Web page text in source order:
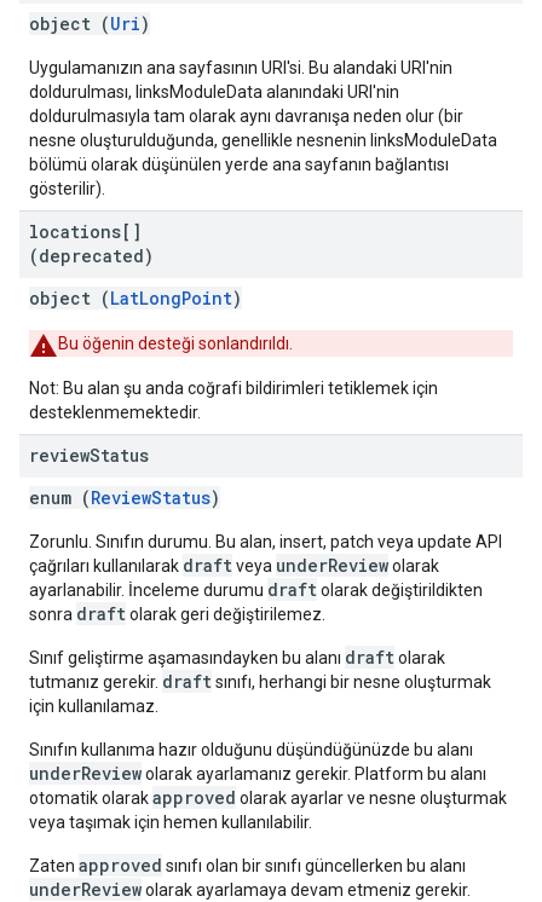
object (Uri)
Uygulamanızın ana sayfasının URI'si. Bu alandaki URI'nin
doldurulması, linksModuleData alanındaki URI'nin
doldurulmasıyla tam olarak aynı davranışa neden olur (bir
nesne oluşturulduğunda, genellikle nesnenin linksModuleData
bölümü olarak düşünülen yerde ana sayfanın bağlantısı
gösterilir).
locations[]
(deprecated)
object (LatLongPoint)
Bu öğenin desteği sonlandırıldı.
Not: Bu alan şu anda coğrafi bildirimleri tetiklemek için
desteklenmemektedir.
reviewStatus
enum (ReviewStatus)
Zorunlu. Sınıfın durumu. Bu alan, insert, patch veya update API
çağrıları kullanılarak draftveya underReviewolarak
ayarlanabilir. İnceleme durumu draftolarak değiştirildikten
sonra draftolarak geri değiştirilemez.
Sınıf geliştirme aşamasındayken bu alanı draftolarak
tutmanız gerekir. draftsınıfı, herhangi bir nesne oluşturmak
için kullanılamaz.
Sınıfın kullanıma hazır olduğunu düşündüğünüzde bu alanı
underReviewolarak ayarlamanız gerekir. Platform bu alanı
otomatik olarakapproved olarak ayarlar ve nesne oluşturmak
veya taşımak için hemen kullanılabilir.
Zaten approved sınıfı olan bir sınıfı güncellerken bu alanı
underReviewolarak ayarlamaya devam etmeniz gerekir.